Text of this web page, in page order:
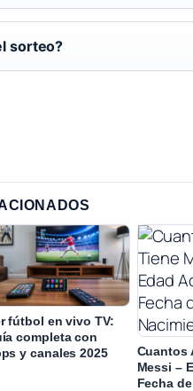
sorteo?
fútbol en vivo TV:
completa con
y canales 2025
Cuantos
Messi –
Fecha